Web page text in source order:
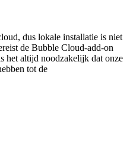
dus lokale installatie is niet
de Bubble Cloud-add-on
het altijd noodzakelijk dat onze
tot de